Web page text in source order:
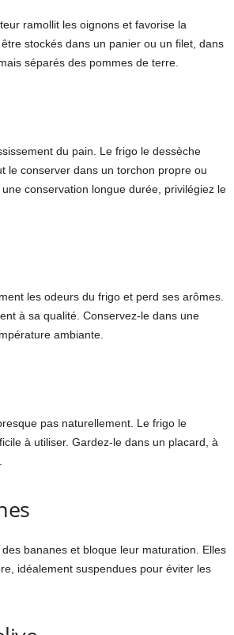
ramollit les oignons et favorise la
stockés dans un panier ou un filet, dans
séparés des pommes de terre.
du pain. Le frigo le dessèche
le conserver dans un torchon propre ou
conservation longue durée, privilégiez le
les odeurs du frigo et perd ses arômes.
à sa qualité. Conservez-le dans une
ambiante.
pas naturellement. Le frigo le
à utiliser. Gardez-le dans un placard, à
bananes et bloque leur maturation. Elles
idéalement suspendues pour éviter les